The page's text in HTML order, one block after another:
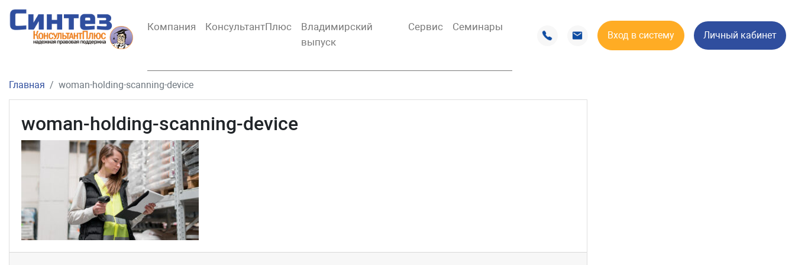
Компания КонсультантПлюс
Владимирский
выпуск
Сервис Семинары
Вход в систему Личный кабинет
Главная woman-holding-scanning-device
woman-holding-scanning-device